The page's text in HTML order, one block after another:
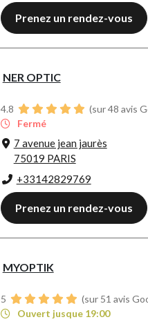
Prenez un rendez-vous
NER OPTIC
4.8
(sur 48 avis
Fermé
7 avenue jean jaurès
75019 PARIS
+33142829769
Prenez un rendez-vous
MYOPTIK
5
(sur 51 avis
Ouvert jusque 19:00